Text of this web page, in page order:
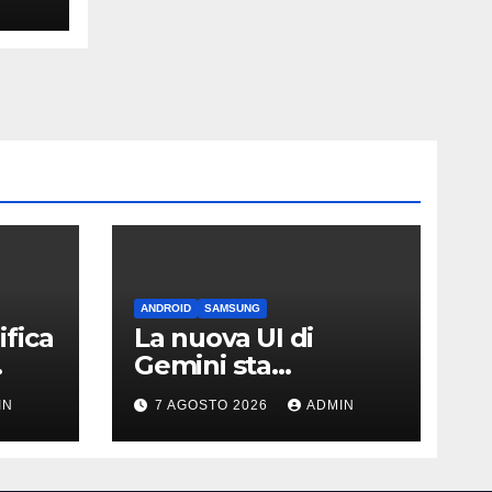
ANDROID SAMSUNG
La nuova UI di
Gemini sta
arrivando sui Galaxy
Watch: primi
avvistamenti
7 AGOSTO 2026 ADMIN